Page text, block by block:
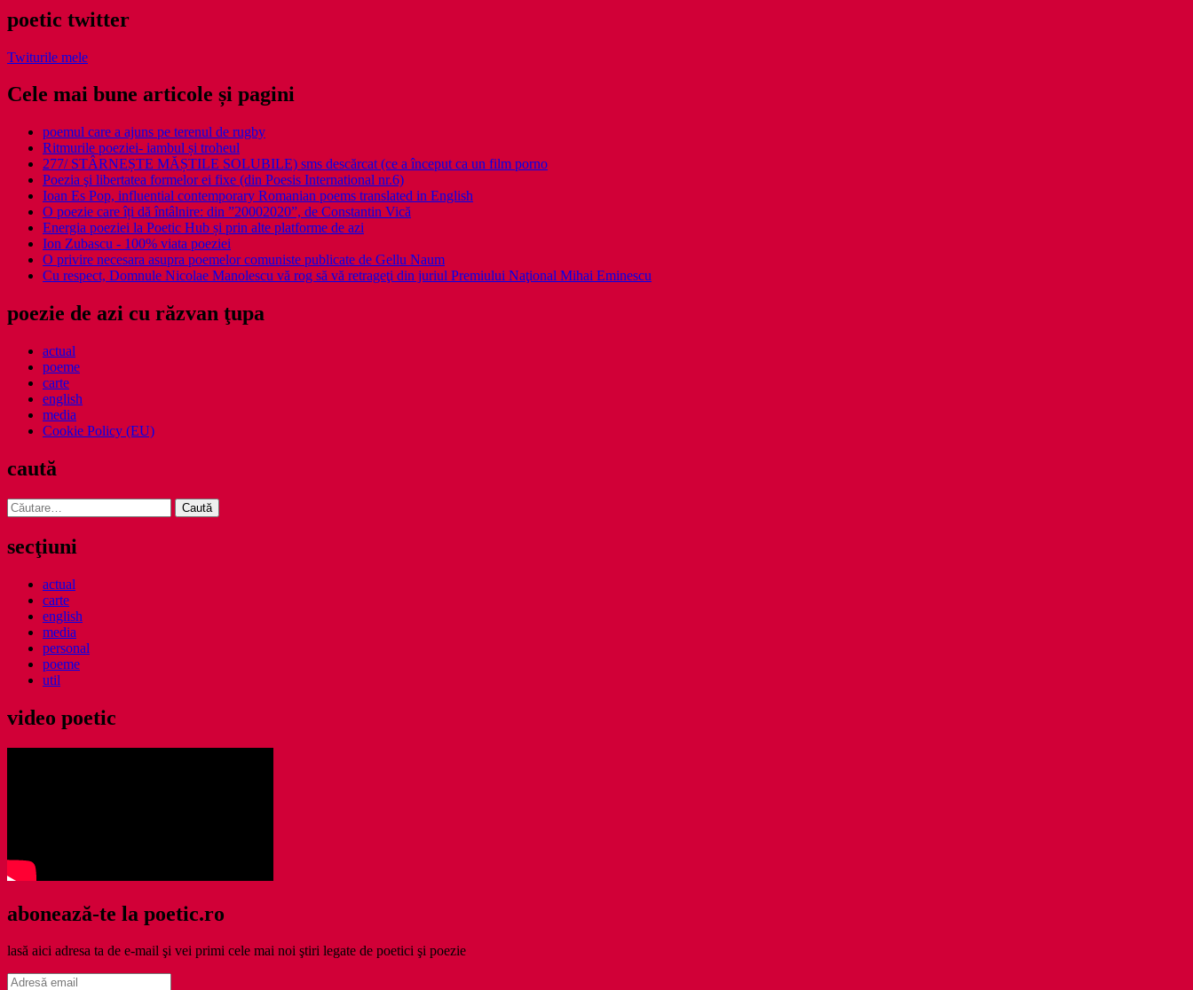
poetic twitter
Twiturile mele
Cele mai bune articole și pagini
poemul care a ajuns pe terenul de rugby
Ritmurile poeziei- iambul și troheul
277/ STÂRNEȘTE MĂȘTILE SOLUBILE) sms descărcat (ce a început ca un film porno
Poezia şi libertatea formelor ei fixe (din Poesis International nr.6)
Ioan Es Pop, influential contemporary Romanian poems translated in English
O poezie care îți dă întâlnire: din ”20002020”, de Constantin Vică
Energia poeziei la Poetic Hub și prin alte platforme de azi
Ion Zubascu - 100% viata poeziei
O privire necesara asupra poemelor comuniste publicate de Gellu Naum
Cu respect, Domnule Nicolae Manolescu vă rog să vă retrageţi din juriul Premiului Naţional Mihai Eminescu
poezie de azi cu răzvan ţupa
actual
poeme
carte
english
media
Cookie Policy (EU)
caută
Caută
după:
secţiuni
actual
carte
english
media
personal
poeme
util
video poetic
abonează-te la poetic.ro
lasă aici adresa ta de e-mail şi vei primi cele mai noi ştiri legate de poetici şi poezie
Adresă